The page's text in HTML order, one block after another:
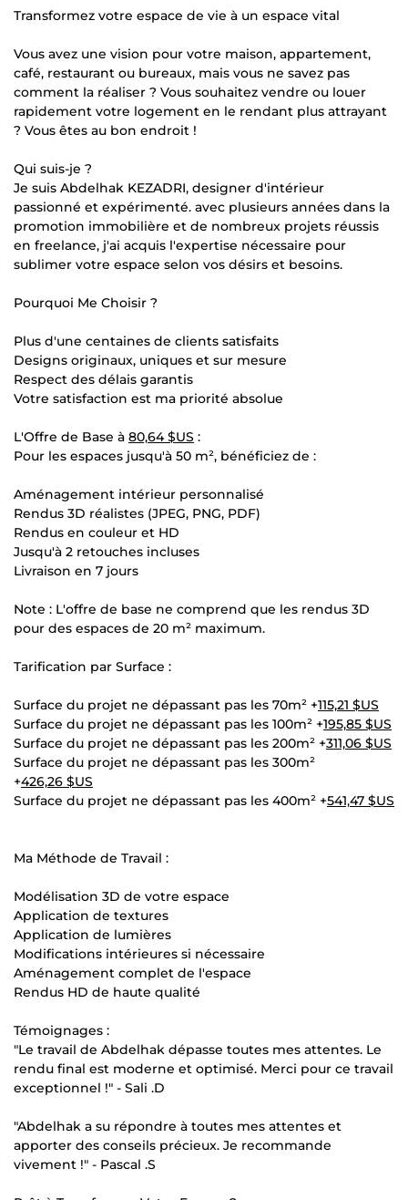
Transformez votre espace de vie à un espace vital
Vous avez une vision pour votre maison, appartement,
café, restaurant ou bureaux, mais vous ne savez pas
comment la réaliser ? Vous souhaitez vendre ou louer
rapidement votre logement en le rendant plus attrayant
? Vous êtes au bon endroit !
Qui suis-je ?
Je suis Abdelhak KEZADRI, designer d'intérieur
passionné et expérimenté. avec plusieurs années dans la
promotion immobilière et de nombreux projets réussis
en freelance, j'ai acquis l'expertise nécessaire pour
sublimer votre espace selon vos désirs et besoins.
Pourquoi Me Choisir ?
Plus d'une centaines de clients satisfaits
Designs originaux, uniques et sur mesure
Respect des délais garantis
Votre satisfaction est ma priorité absolue
L'Offre de Base à 80,64 $US :
Pour les espaces jusqu'à 50 m², bénéficiez de :
Aménagement intérieur personnalisé
Rendus 3D réalistes (JPEG, PNG, PDF)
Rendus en couleur et HD
Jusqu'à 2 retouches incluses
Livraison en 7 jours
Note : L'offre de base ne comprend que les rendus 3D
pour des espaces de 20 m² maximum.
Tarification par Surface :
Surface du projet ne dépassant pas les 70m² +115,21 $US
Surface du projet ne dépassant pas les 100m² +195,85 $US
Surface du projet ne dépassant pas les 200m² +311,06 $US
Surface du projet ne dépassant pas les 300m²
+426,26 $US
Surface du projet ne dépassant pas les 400m² +541,47 $US
Ma Méthode de Travail :
Modélisation 3D de votre espace
Application de textures
Application de lumières
Modifications intérieures si nécessaire
Aménagement complet de l'espace
Rendus HD de haute qualité
Témoignages :
"Le travail de Abdelhak dépasse toutes mes attentes. Le
rendu final est moderne et optimisé. Merci pour ce travail
exceptionnel !" - Sali .D
"Abdelhak a su répondre à toutes mes attentes et
apporter des conseils précieux. Je recommande
vivement !" - Pascal .S